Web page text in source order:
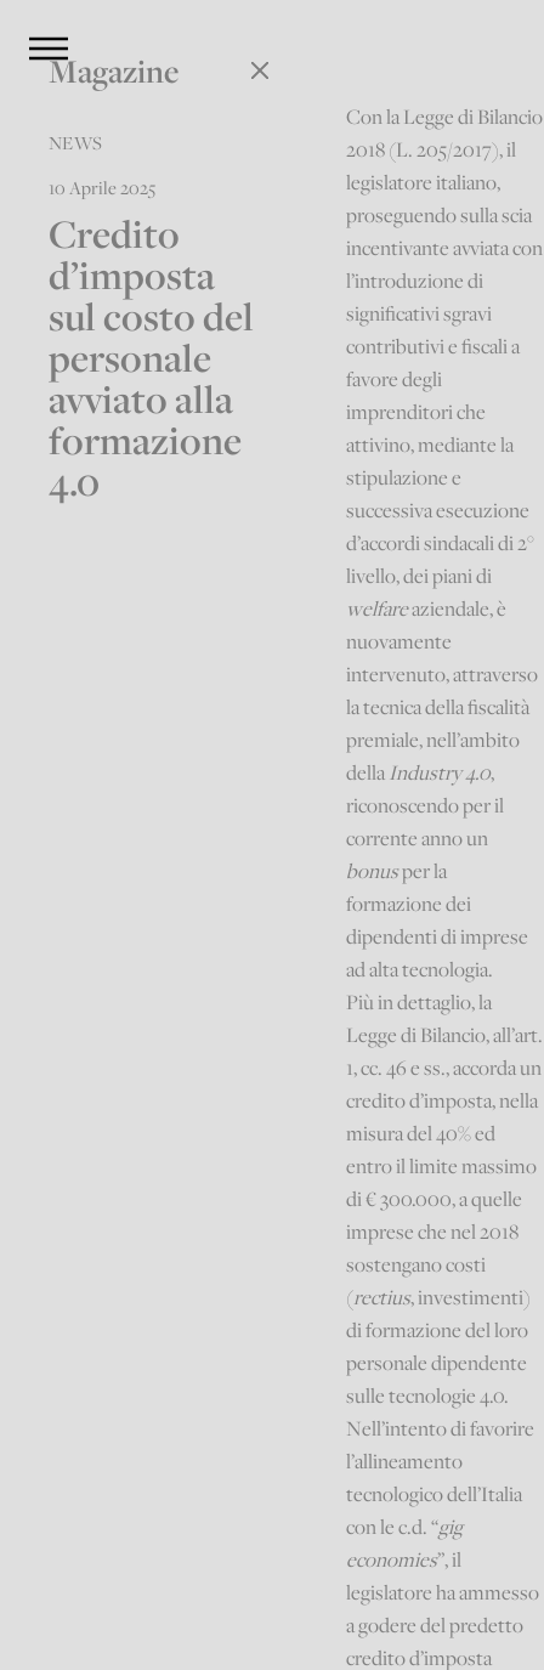
Magazine
NEWS
10 Aprile 2025
Credito
d’imposta
sul costo del
personale
avviato alla
formazione
4.0
Con la Legge di Bilancio
2018 (L. 205/2017), il
legislatore italiano,
proseguendo sulla scia
incentivante avviata con
l’introduzione di
significativi sgravi
contributivi e fiscali a
favore degli
imprenditori che
attivino, mediante la
stipulazione e
successiva esecuzione
d’accordi sindacali di 2°
livello, dei piani di
welfareaziendale, è
nuovamente
intervenuto, attraverso
la tecnica della fiscalità
premiale, nell’ambito
dellaIndustry 4.0,
riconoscendo per il
corrente anno un
bonusper la
formazione dei
dipendenti di imprese
ad alta tecnologia.
Più in dettaglio, la
Legge di Bilancio, all’art.
1, cc. 46 e ss., accorda un
credito d’imposta, nella
misura del 40% ed
entro il limite massimo
di € 300.000, a quelle
imprese che nel 2018
sostengano costi
(rectius, investimenti)
di formazione del loro
personale dipendente
sulle tecnologie 4.0.
Nell’intento di favorire
l’allineamento
tecnologico dell’Italia
con le c.d. “gig
economies”, il
legislatore ha ammesso
a godere del predetto
credito d’imposta